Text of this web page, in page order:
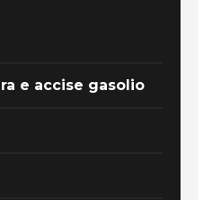
e accise gasolio